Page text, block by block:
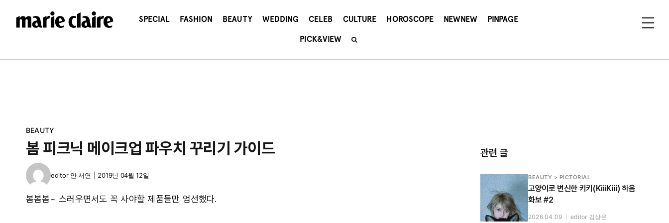
건
SPECIAL FASHION BEAUTY WEDDING CELEB CULTURE HOROSCOPE NEWNEW PINPAGE
PICK&VIEW
BEAUTY
봄 피크닉 메이크업 파우치 꾸리기 가이드
editor 안 서연 2019년 04월 12일
봄봄봄~ 스러우면서도 꼭 사야할 제품들만 엄선했다.
관련 글
BEAUTY > PICTORIAL
고양이로 변신한 키키(KiiiKiii) 하음
화보 #2
2026.04.09 editor 김상은